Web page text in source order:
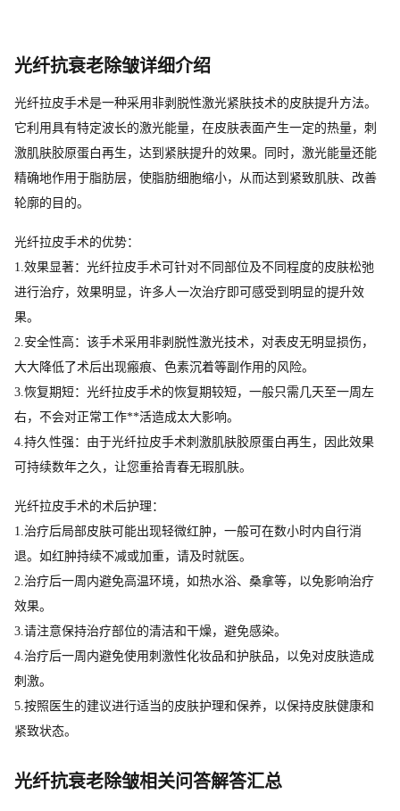
光纤抗衰老除皱详细介绍
光纤拉皮手术是一种采用非剥脱性激光紧肤技术的皮肤提升方法。
它利用具有特定波长的激光能量，在皮肤表面产生一定的热量，刺
激肌肤胶原蛋白再生，达到紧肤提升的效果。同时，激光能量还能
精确地作用于脂肪层，使脂肪细胞缩小，从而达到紧致肌肤、改善
轮廓的目的。
光纤拉皮手术的优势：
1.效果显著：光纤拉皮手术可针对不同部位及不同程度的皮肤松弛
进行治疗，效果明显，许多人一次治疗即可感受到明显的提升效
果。
2.安全性高：该手术采用非剥脱性激光技术，对表皮无明显损伤，
大大降低了术后出现瘢痕、色素沉着等副作用的风险。
3.恢复期短：光纤拉皮手术的恢复期较短，一般只需几天至一周左
右，不会对正常工作**活造成太大影响。
4.持久性强：由于光纤拉皮手术刺激肌肤胶原蛋白再生，因此效果
可持续数年之久，让您重拾青春无瑕肌肤。
光纤拉皮手术的术后护理：
1.治疗后局部皮肤可能出现轻微红肿，一般可在数小时内自行消
退。如红肿持续不减或加重，请及时就医。
2.治疗后一周内避免高温环境，如热水浴、桑拿等，以免影响治疗
效果。
3.请注意保持治疗部位的清洁和干燥，避免感染。
4.治疗后一周内避免使用刺激性化妆品和护肤品，以免对皮肤造成
刺激。
5.按照医生的建议进行适当的皮肤护理和保养，以保持皮肤健康和
紧致状态。
光纤抗衰老除皱相关问答解答汇总